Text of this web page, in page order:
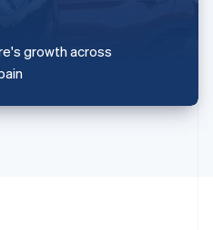
growth across